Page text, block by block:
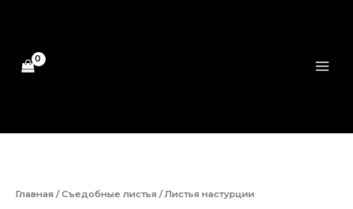
Главная /Съедобные листья / Листья настурции
настурции